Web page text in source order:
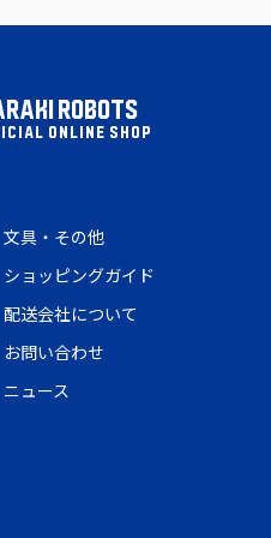
ROBOTS
ONLINE SHOP
文具・その他
ショッピングガイド
配送会社について
お問い合わせ
ニュース